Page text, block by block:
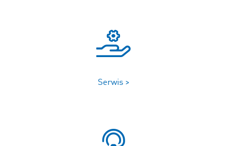
Serwis >